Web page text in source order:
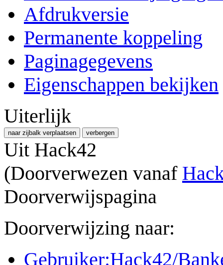
Afdrukversie
Permanente koppeling
Paginagegevens
Eigenschappen bekijken
Uiterlijk
naar zijbalk verplaatsen verbergen
Uit Hack42
(Doorverwezen vanaf
Doorverwijspagina
Doorverwijzing naar:
Gebruiker:Hack42/